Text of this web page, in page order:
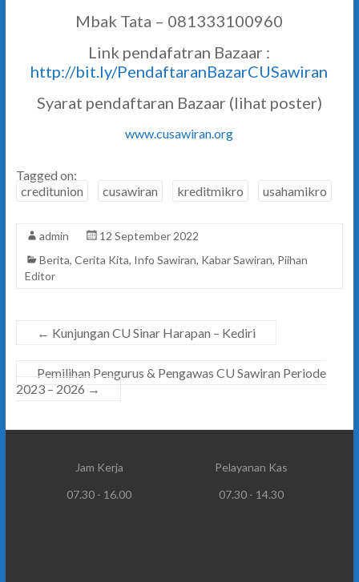
Mbak Tata – 081333100960
Link pendafatran Bazaar :
http://bit.ly/PendaftaranBazarCUSawiran
Syarat pendaftaran Bazaar (lihat poster)
www.cusawiran.org
Tagged on:
creditunion
cusawiran kreditmikro usahamikro
admin
12 September 2022
Berita, Cerita Kita, Info Sawiran, Kabar Sawiran, Piihan
Editor
← Kunjungan CU Sinar Harapan – Kediri
Pemilihan Pengurus & Pengawas CU Sawiran Periode
2023 – 2026 →
Jam Kerja
Pelayanan Kas
07.30 - 16.00
07.30 - 14.30